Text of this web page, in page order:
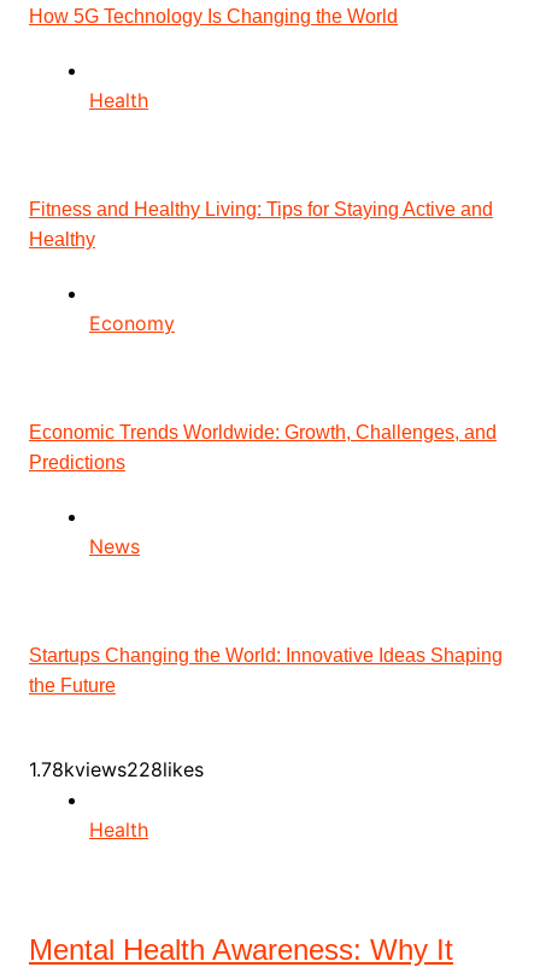
How 5G Technology Is Changing the World
Health
Fitness and Healthy Living: Tips for Staying Active and
Healthy
Economy
Economic Trends Worldwide: Growth, Challenges, and
Predictions
News
Startups Changing the World: Innovative Ideas Shaping
the Future
1.78kviews228likes
Health
Mental Health Awareness: Why It